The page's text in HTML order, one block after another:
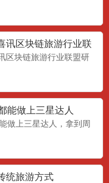
讯区块链旅游行业联
区块链旅游行业联盟研
能做上三星达人
做上三星达人，拿到周
统旅游方式